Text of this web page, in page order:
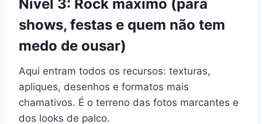
Nível 3: Rock máximo (para
shows, festas e quem não tem
medo de ousar)
Aqui entram todos os recursos: texturas,
apliques, desenhos e formatos mais
chamativos. É o terreno das fotos marcantes e
dos looks de palco.